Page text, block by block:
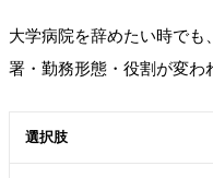
大学病院を辞めたい時で
署・勤務形態・役割が変わ
選択肢